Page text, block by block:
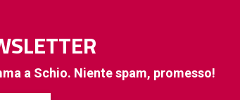
a Schio. Niente spam, promesso!